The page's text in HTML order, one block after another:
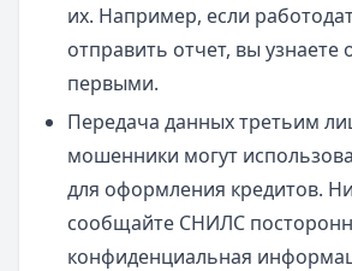
их. Например, если
отправить отчет, вы узнаете
первыми.
Передача данных третьим
мошенники могут
для оформления кредитов.
сообщайте СНИЛС
конфиденциальная